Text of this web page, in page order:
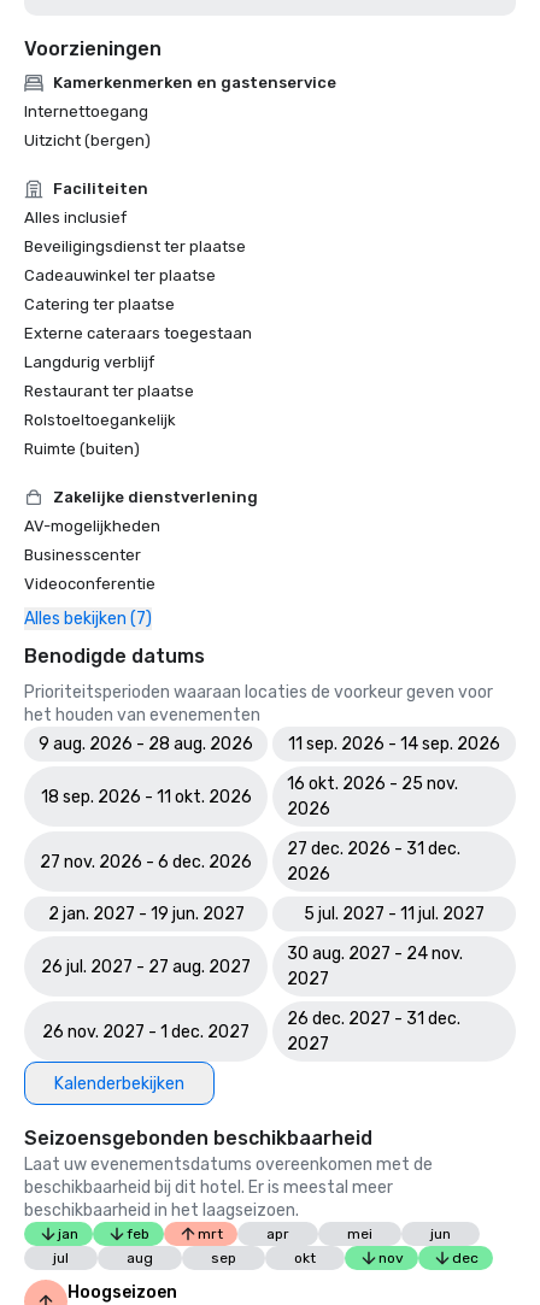
Voorzieningen
Kamerkenmerken en gastenservice
Internettoegang
Uitzicht (bergen)
Faciliteiten
Alles inclusief
Beveiligingsdienst ter plaatse
Cadeauwinkel ter plaatse
Catering ter plaatse
Externe cateraars toegestaan
Langdurig verblijf
Restaurant ter plaatse
Rolstoeltoegankelijk
Ruimte (buiten)
Zakelijke dienstverlening
AV-mogelijkheden
Businesscenter
Videoconferentie
Alles bekijken (7)
Benodigde datums
Prioriteitsperioden waaraan locaties de voorkeur geven voor
het houden van evenementen
9 aug. 2026 - 28 aug. 2026
11 sep. 2026 - 14 sep. 2026
18 sep. 2026 - 11 okt. 2026
16 okt. 2026 - 25 nov.
2026
27 nov. 2026 - 6 dec. 2026
27 dec. 2026 - 31 dec.
2026
2 jan. 2027 - 19 jun. 2027
5 jul. 2027 - 11 jul. 2027
26 jul. 2027 - 27 aug. 2027
30 aug. 2027 - 24 nov.
2027
26 nov. 2027 - 1 dec. 2027
26 dec. 2027 - 31 dec.
2027
Kalenderbekijken
Seizoensgebonden beschikbaarheid
Laat uw evenementsdatums overeenkomen met de
beschikbaarheid bij dit hotel. Er is meestal meer
beschikbaarheid in het laagseizoen.
jan feb mrt apr mei
jun
jul
aug sep okt nov dec
Hoogseizoen